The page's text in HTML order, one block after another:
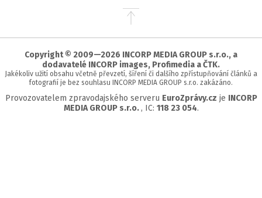
Přejít
stránky
Copyright © 2009—2026 INCORP MEDIA GROUP s.r.o., a
dodavatelé INCORP images, Profimedia a ČTK.
Jakékoliv užití obsahu včetně převzetí, šíření či dalšího zpřístupňování článků a
fotografií je bez souhlasu INCORP MEDIA GROUP s.r.o. zakázáno.
Provozovatelem zpravodajského serveru EuroZprávy.cz je INCORP
MEDIA GROUP s.r.o. , IC: 118 23 054.